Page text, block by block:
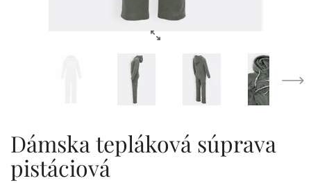
Dámska tepláková súprava
pistáciová